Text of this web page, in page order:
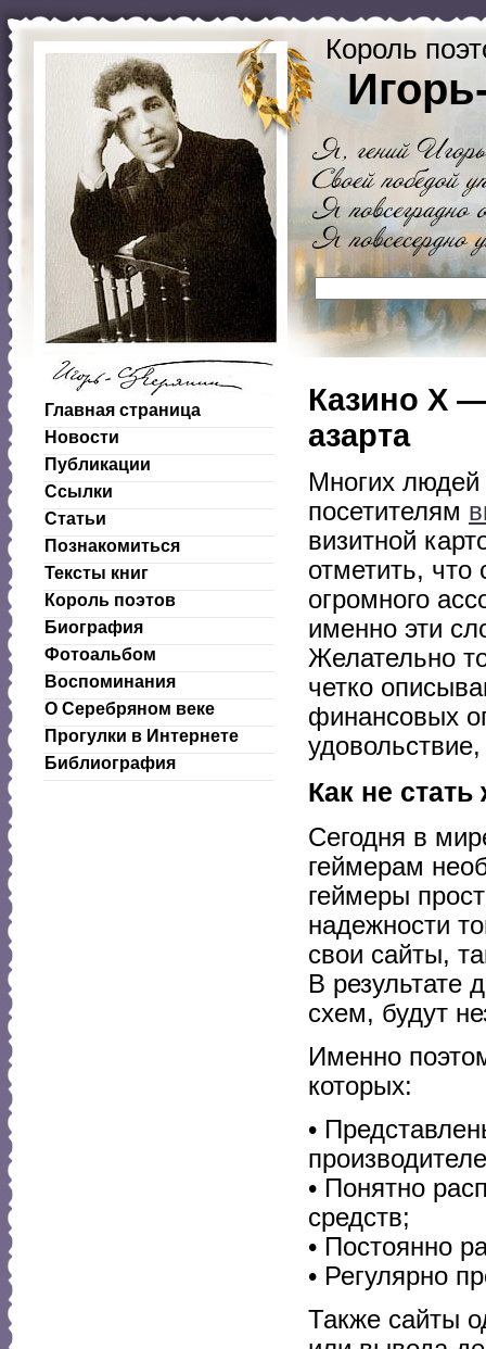
Король
Главная страница
Новости
Публикации
Ссылки
Статьи
Познакомиться
Тексты книг
Король поэтов
Биография
Фотоальбом
Воспоминания
О Серебряном веке
Прогулки в Интернете
Библиография
Казино Х
азарта
Многих людей
посетителям
визитной
отметить, что
огромного
именно эти
Желательно
четко
финансовых
Как не
Сегодня в
геймерам
геймеры
надежности
свои сайты,
В результате
схем, будут
Именно
которых:
•
• Понятно
средств;
• Постоянно
• Регулярно
Также сайты